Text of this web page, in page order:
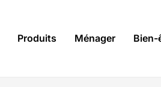
Produits Ménager Bien-